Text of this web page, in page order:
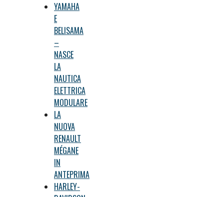
YAMAHA
E
BELISAMA
–
NASCE
LA
NAUTICA
ELETTRICA
MODULARE
LA
NUOVA
RENAULT
MÉGANE
IN
ANTEPRIMA
HARLEY-